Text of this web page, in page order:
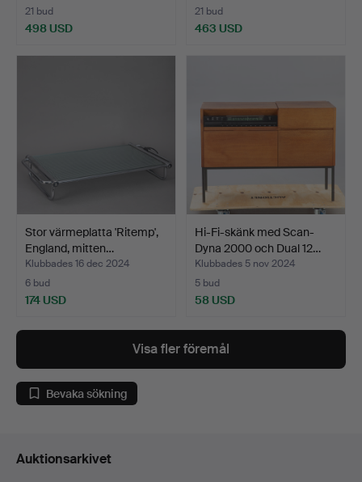
21 bud
498 USD
21 bud
463 USD
Stor värmeplatta 'Ritemp',
England, mitten…
Klubbades 16 dec 2024
6 bud
174 USD
Hi-Fi-skänk med Scan-
Dyna 2000 och Dual 12…
Klubbades 5 nov 2024
5 bud
58 USD
Visa fler föremål
Bevaka sökning
Auktionsarkivet